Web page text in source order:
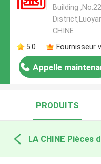
Building
CHINE
5.0
Fournisseur
Appelle
PRODUITS